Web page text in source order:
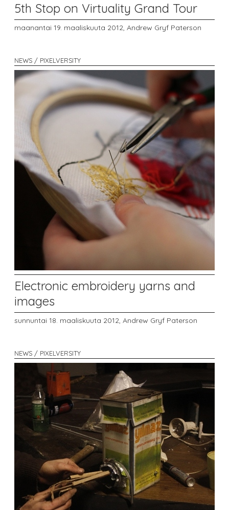
5th Stop on Virtuality Grand Tour
maanantai 19. maaliskuuta 2012, Andrew Gryf Paterson
NEWS / PIXELVERSITY
Electronic embroidery yarns and
images
sunnuntai 18. maaliskuuta 2012, Andrew Gryf Paterson
NEWS / PIXELVERSITY